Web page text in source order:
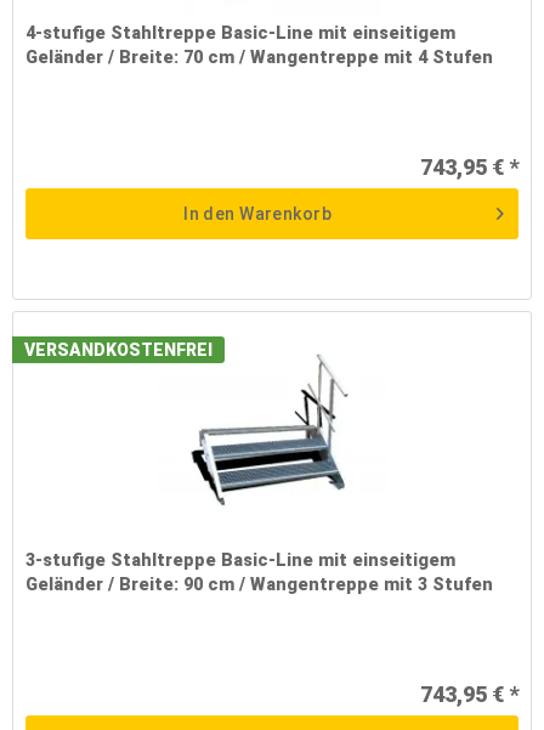
4-stufige Stahltreppe Basic-Line mit einseitigem
Geländer / Breite: 70 cm / Wangentreppe mit 4 Stufen
743,95 € *
In den Warenkorb
VERSANDKOSTENFREI
3-stufige Stahltreppe Basic-Line mit einseitigem
Geländer / Breite: 90 cm / Wangentreppe mit 3 Stufen
743,95 € *